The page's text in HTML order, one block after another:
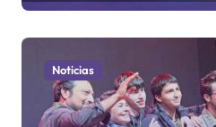
Noticias